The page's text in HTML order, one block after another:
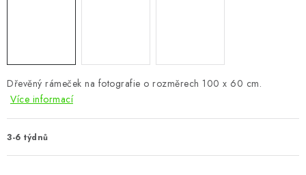
VÝPRODEJ
Vše o nákupu
Dřevěný rámeček na fotografie o rozměrech 100 x 60 cm.
Více informací
3-6 týdnů